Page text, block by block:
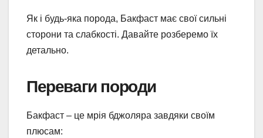
Як і будь-яка порода, Бакфаст має свої сильні
сторони та слабкості. Давайте розберемо їх
детально.
Переваги породи
Бакфаст – це мрія бджоляра завдяки своїм
плюсам: